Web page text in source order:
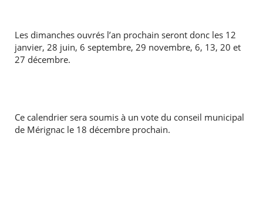
Les dimanches ouvrés l’an prochain seront donc les 12
janvier, 28 juin, 6 septembre, 29 novembre, 6, 13, 20 et
27 décembre.
Ce calendrier sera soumis à un vote du conseil municipal
de Mérignac le 18 décembre prochain.